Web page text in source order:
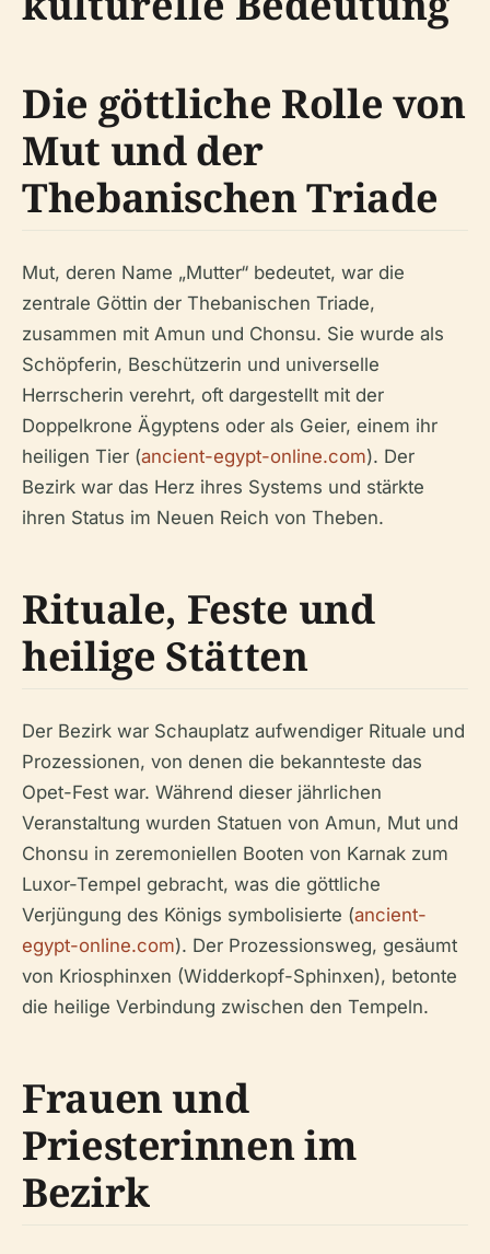
Die göttliche Rolle von
Mut und der
Thebanischen Triade
Mut, deren Name „Mutter“ bedeutet, war die
zentrale Göttin der Thebanischen Triade,
zusammen mit Amun und Chonsu. Sie wurde als
Schöpferin, Beschützerin und universelle
Herrscherin verehrt, oft dargestellt mit der
Doppelkrone Ägyptens oder als Geier, einem ihr
heiligen Tier (ancient-egypt-online.com). Der
Bezirk war das Herz ihres Systems und stärkte
ihren Status im Neuen Reich von Theben.
Rituale, Feste und
heilige Stätten
Der Bezirk war Schauplatz aufwendiger Rituale und
Prozessionen, von denen die bekannteste das
Opet-Fest war. Während dieser jährlichen
Veranstaltung wurden Statuen von Amun, Mut und
Chonsu in zeremoniellen Booten von Karnak zum
Luxor-Tempel gebracht, was die göttliche
Verjüngung des Königs symbolisierte (ancient-
egypt-online.com). Der Prozessionsweg, gesäumt
von Kriosphinxen (Widderkopf-Sphinxen), betonte
die heilige Verbindung zwischen den Tempeln.
Frauen und
Priesterinnen im
Bezirk